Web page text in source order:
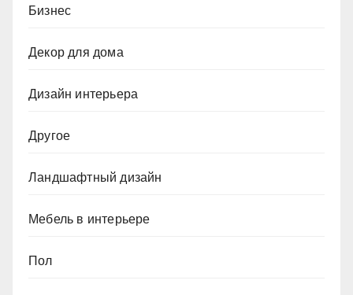
Бизнес
Декор для дома
Дизайн интерьера
Другое
Ландшафтный дизайн
Мебель в интерьере
Пол